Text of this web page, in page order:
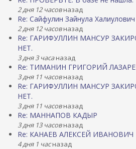
2 дня 12 часовназад
Re: Сайфулин Зайнула
2 дня 12 часовназад
Re: ГАРИФУЛЛИН МАНСУР
НЕТ.
3 дня 3 часаназад
Re: ТИМАНИН ГРИГОРИЙ
3 дня 11 часовназад
Re: ГАРИФУЛЛИН МАНСУР
НЕТ.
3 дня 11 часовназад
Re: МАННАПОВ КАДЫР
3 дня 13 часовназад
Re: КАНАЕВ АЛЕКСЕЙ ИВАНОВИЧ
4 дня 1 часназад